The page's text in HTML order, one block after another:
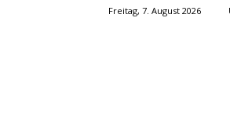
Freitag, 7. August 2026